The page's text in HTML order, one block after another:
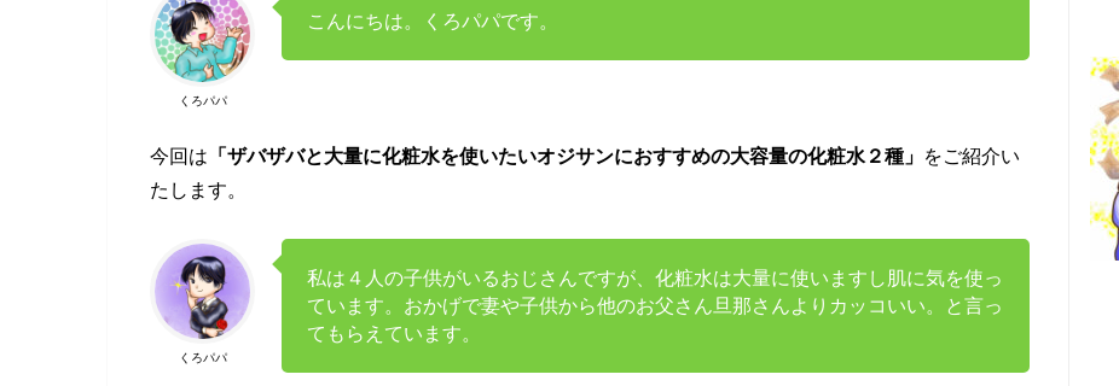
くろパパ
こんにちは。くろパパです。
今回は 「ザバザバと大量に化粧水を使いたいオジサンにおすすめの大容量の化粧水２種」 をご紹介い
たします。
くろパパ
私は４人の子供がいるおじさんですが、化粧水は大量に使いますし肌に気を使っ
ています。おかげで妻や子供から他のお父さん旦那さんよりカッコいい。と言っ
てもらえています。